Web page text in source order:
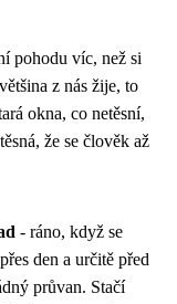
pohodu víc, než si
z nás žije, to
okna, co netěsní,
že se člověk až
- ráno, když se
den a určitě před
průvan. Stačí